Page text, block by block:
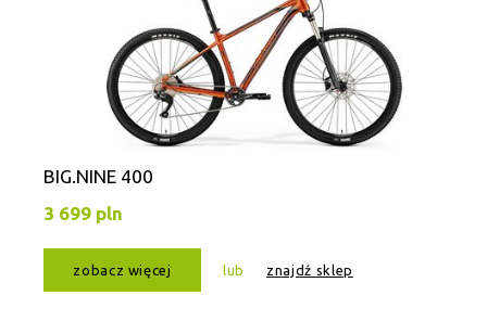
BIG.NINE 400
3 699 pln
zobacz więcej lub znajdź sklep